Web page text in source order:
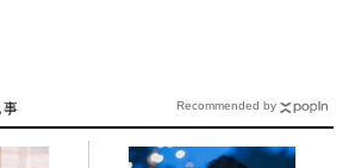
Recommended by